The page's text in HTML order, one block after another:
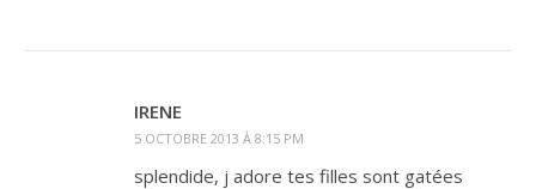
IRENE
5 OCTOBRE 2013 À 8:15 PM
splendide, j adore tes filles sont gatées